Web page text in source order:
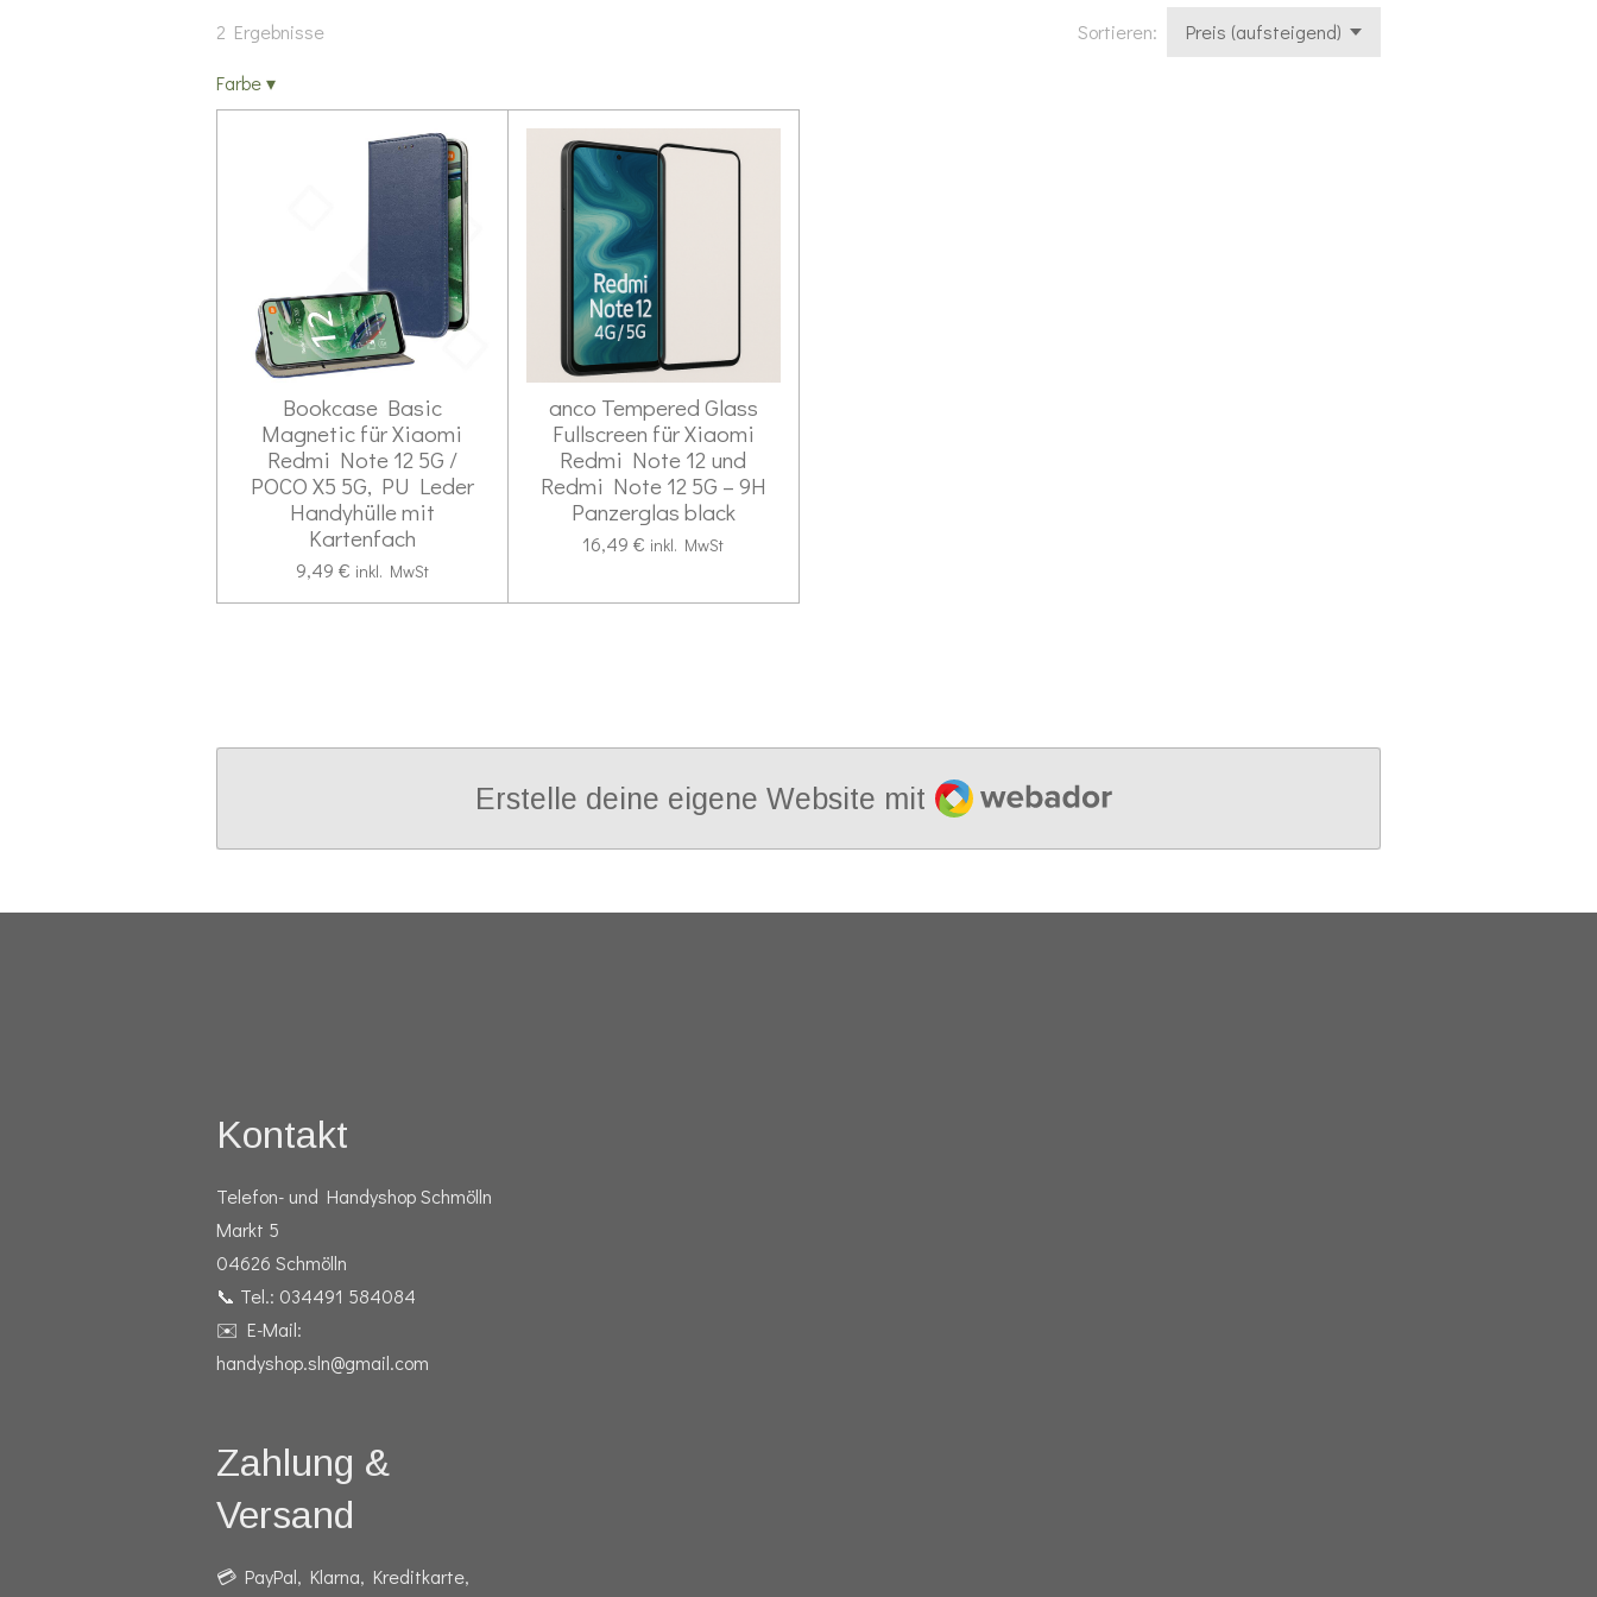
2 Ergebnisse Sortieren:
Farbe▾
Bookcase Basic
Magnetic für Xiaomi
Redmi Note 12 5G /
POCO X5 5G, PU Leder
Handyhülle mit
Kartenfach
9,49 € inkl. MwSt
anco Tempered Glass
Fullscreen für Xiaomi
Redmi Note 12 und
Redmi Note 12 5G – 9H
Panzerglas black
16,49 € inkl. MwSt
Erstelle deine eigene Website mit Webador
Kontakt
Telefon- und Handyshop Schmölln
Markt 5
04626 Schmölln
📞 Tel.: 034491 584084
✉️ E-Mail:
handyshop.sln@gmail.com
Zahlung &
Versand
💳 PayPal, Klarna, Kreditkarte,